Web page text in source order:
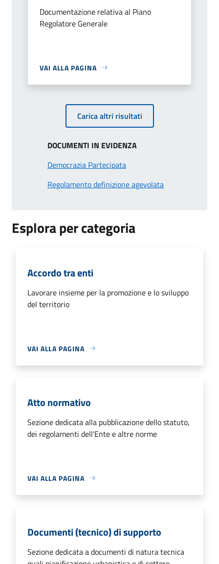
Documentazione relativa al Piano
Regolatore Generale
VAI ALLA PAGINA
Carica altri risultati
DOCUMENTI IN EVIDENZA
Democrazia Partecipata
Regolamento definizione agevolata
Esplora per categoria
Accordo tra enti
Lavorare insieme per la promozione e lo sviluppo
del territorio
VAI ALLA PAGINA
Atto normativo
Sezione dedicata alla pubblicazione dello statuto,
dei regolamenti dell'Ente e altre norme
VAI ALLA PAGINA
Documenti (tecnico) di supporto
Sezione dedicata a documenti di natura tecnica